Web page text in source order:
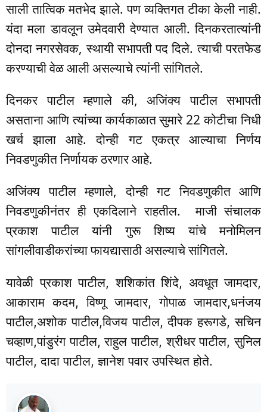
साली तात्विक मतभेद झाले. पण व्यक्तिगत टीका केली नाही.
यंदा मला डावलून उमेदवारी देण्यात आली. दिनकरतात्यांनी
दोनदा नगरसेवक, स्थायी सभापती पद दिले. त्याची परतफेड
करण्याची वेळ आली असल्याचे त्यांनी सांगितले.
दिनकर पाटील म्हणाले की, अजिंक्य पाटील सभापती
असताना आणि त्यांच्या कार्यकाळात सुमारे 22 कोटीचा निधी
खर्च झाला आहे. दोन्ही गट एकत्र आल्याचा निर्णय
निवडणुकीत निर्णायक ठरणार आहे.
अजिंक्य पाटील म्हणाले, दोन्ही गट निवडणुकीत आणि
निवडणुकीनंतर ही एकदिलाने राहतील. माजी संचालक
प्रकाश पाटील यांनी गुरू शिष्य यांचे मनोमिलन
सांगलीवाडीकरांच्या फायद्यासाठी असल्याचे सांगितले.
यावेळी प्रकाश पाटील, शशिकांत शिंदे, अवधूत जामदार,
आकाराम कदम, विष्णू जामदार, गोपाळ जामदार,धनंजय
पाटील,अशोक पाटील,विजय पाटील, दीपक हरूगडे, सचिन
चव्हाण,पांडुरंग पाटील, राहुल पाटील, श्रीधर पाटील, सुनिल
पाटील, दादा पाटील, ज्ञानेश पवार उपस्थित होते.